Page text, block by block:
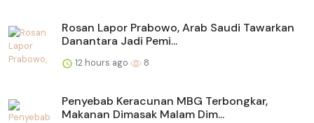
Rosan Lapor Prabowo, Arab Saudi Tawarkan
Danantara Jadi Pemi...
12 hours ago 8
Penyebab Keracunan MBG Terbongkar,
Makanan Dimasak Malam Dim...